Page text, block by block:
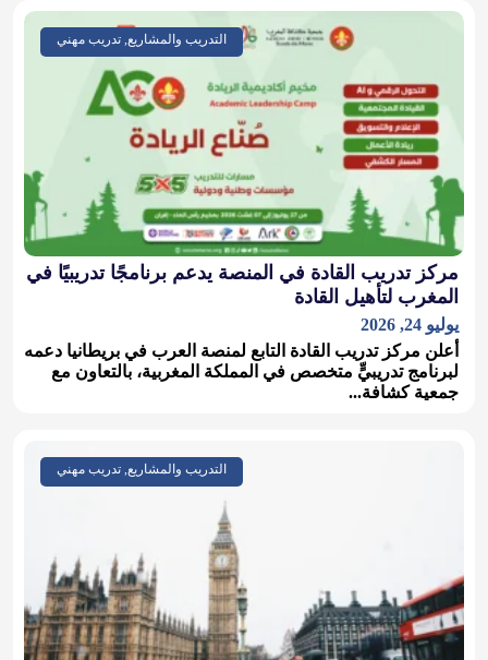
التدريب والمشاريع, تدريب مهني
مركز تدريب القادة في المنصة يدعم برنامجًا تدريبيًا في
المغرب لتأهيل القادة
يوليو 24, 2026
أعلن مركز تدريب القادة التابع لمنصة العرب في بريطانيا دعمه
لبرنامج تدريبيٍّ متخصص في المملكة المغربية، بالتعاون مع
جمعية كشافة...
التدريب والمشاريع, تدريب مهني